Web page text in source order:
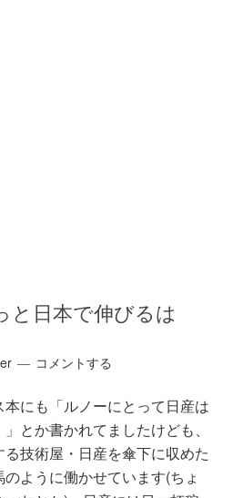
と日本で伸びるは
コメントする
にも「ルノーにとって日産は
とか書かれてましたけども、
技術屋・日産を傘下に収めた
ように働かせています(ちょ